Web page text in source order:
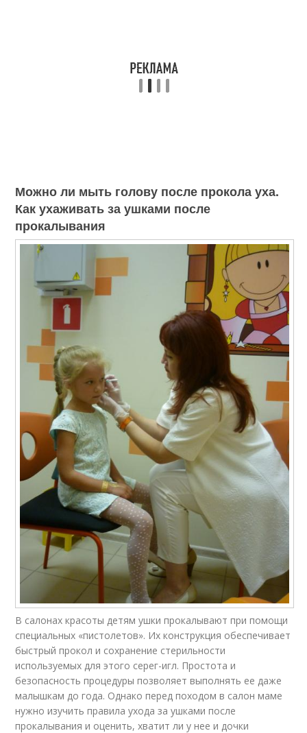
Можно ли мыть голову после прокола уха.
Как ухаживать за ушками после
прокалывания
В салонах красоты детям ушки прокалывают при помощи
специальных «пистолетов». Их конструкция обеспечивает
быстрый прокол и сохранение стерильности
используемых для этого серег-игл. Простота и
безопасность процедуры позволяет выполнять ее даже
малышкам до года. Однако перед походом в салон маме
нужно изучить правила ухода за ушками после
прокалывания и оценить, хватит ли у нее и дочки